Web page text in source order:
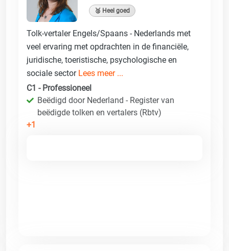
🥈 Heel goed
Tolk-vertaler Engels/Spaans - Nederlands met
veel ervaring met opdrachten in de financiële,
juridische, toeristische, psychologische en
sociale sector Lees meer ...
C1 - Professioneel
Beëdigd door Nederland - Register van
beëdigde tolken en vertalers (Rbtv)
+1